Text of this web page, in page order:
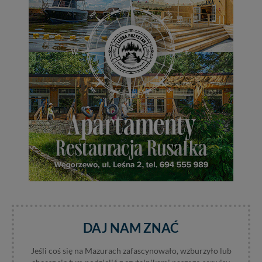
DAJ NAM ZNAĆ
Jeśli coś się na Mazurach zafascynowało, wzburzyło lub
Administratorem Twoich danych jest: Agencja
Reklamowa Kreacja Monika Borkowska, z siedzibą ul.
Wiejska 17, 11-500 Giżycko. Możesz z nami
skontaktować się za pośrednictwem tejstrony.
W każdej chwili możesz: zażądać dostępu do swoich
danych, zażądać ich poprawienia lub usunięcia,
zabronić ich przetwarzania. Pamiętaj jednak, że nie
zawsze jest możliwe techniczne zrealizowanie Twoich
praw w odniesieniu do informacji zawartych w plikach
cookies. Twoja przeglądarka umożliwia Ci skasowanie
tych plików - w pewnych przypadkach nie możemy tego
zrobić za Ciebie.
Dziękujemy, i życzmy miłego odkrywania Mazur na